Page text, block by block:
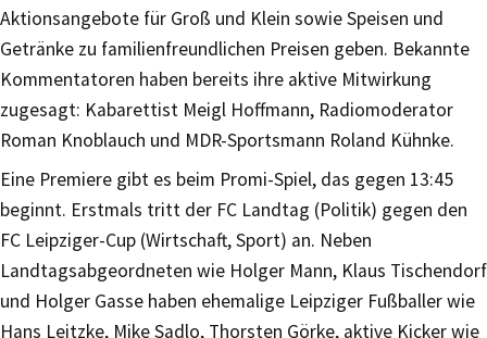
Aktionsangebote für Groß und Klein sowie Speisen und
Getränke zu familienfreundlichen Preisen geben. Bekannte
Kommentatoren haben bereits ihre aktive Mitwirkung
zugesagt: Kabarettist Meigl Hoffmann, Radiomoderator
Roman Knoblauch und MDR-Sportsmann Roland Kühnke.
Eine Premiere gibt es beim Promi-Spiel, das gegen 13:45
beginnt. Erstmals tritt der FC Landtag (Politik) gegen den
FC Leipziger-Cup (Wirtschaft, Sport) an. Neben
Landtagsabgeordneten wie Holger Mann, Klaus Tischendorf
und Holger Gasse haben ehemalige Leipziger Fußballer wie
Hans Leitzke, Mike Sadlo, Thorsten Görke, aktive Kicker wie